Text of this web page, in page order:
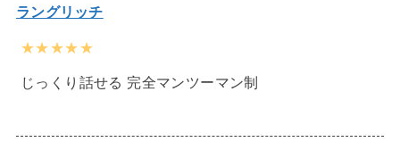
ラングリッチ
★★★★★
じっくり話せる 完全マンツーマン制